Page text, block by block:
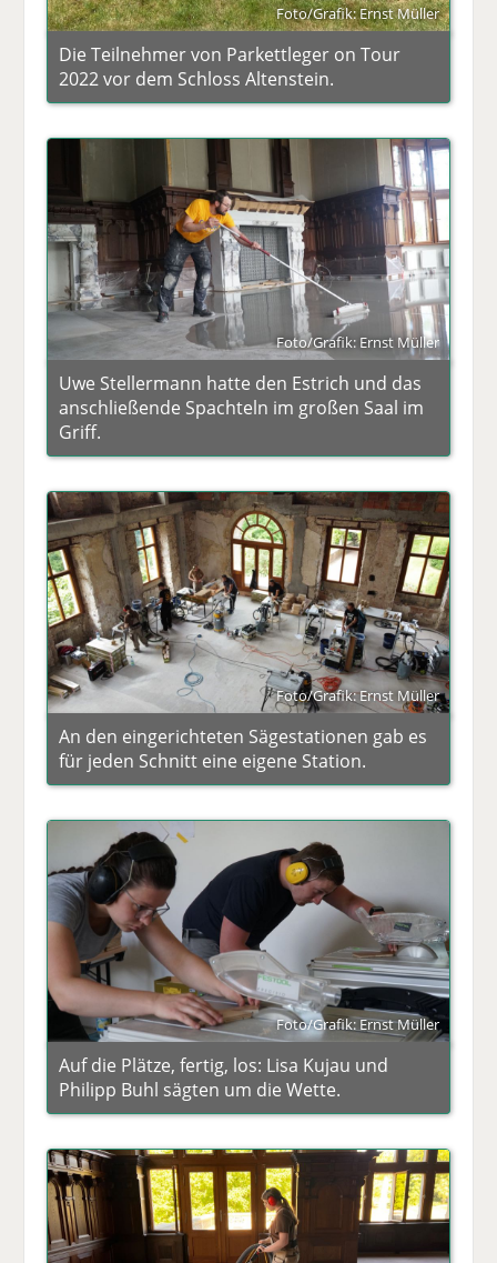
Foto/Grafik: Ernst Müller
Die Teilnehmer von Parkettleger on Tour
2022 vor dem Schloss Altenstein.
Foto/Grafik: Ernst Müller
Uwe Stellermann hatte den Estrich und das
anschließende Spachteln im großen Saal im
Griff.
Foto/Grafik: Ernst Müller
An den eingerichteten Sägestationen gab es
für jeden Schnitt eine eigene Station.
Foto/Grafik: Ernst Müller
Auf die Plätze, fertig, los: Lisa Kujau und
Philipp Buhl sägten um die Wette.